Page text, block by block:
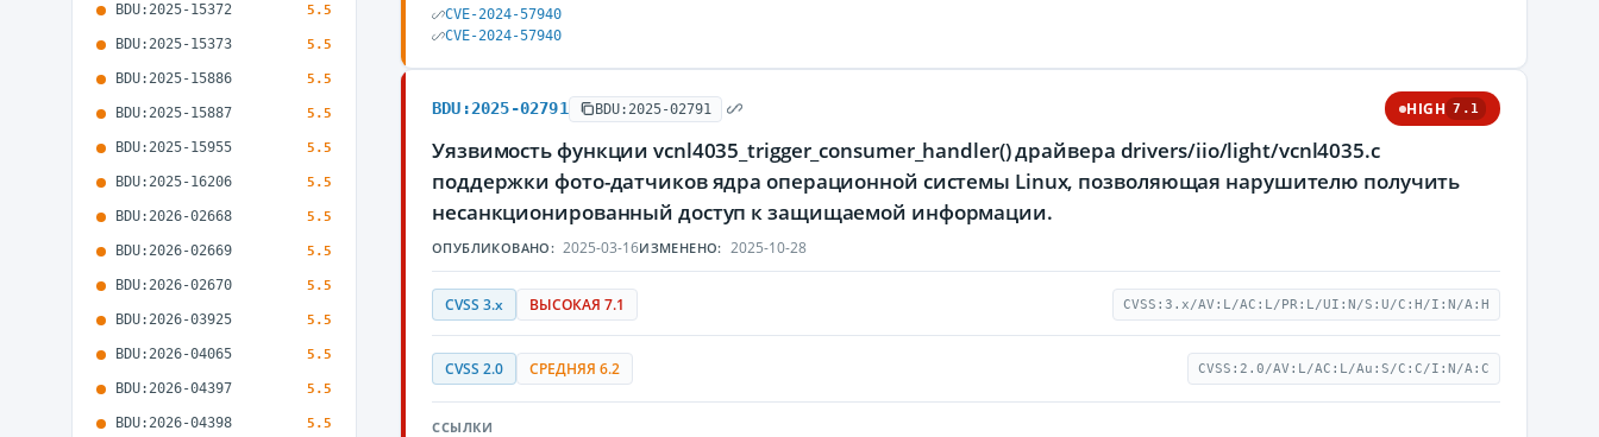
BDU:2025-15372 5.5
BDU:2025-15373 5.5
BDU:2025-15886 5.5
BDU:2025-15887 5.5
BDU:2025-15955 5.5
BDU:2025-16206 5.5
BDU:2026-02668 5.5
BDU:2026-02669 5.5
BDU:2026-02670 5.5
BDU:2026-03925 5.5
BDU:2026-04065 5.5
BDU:2026-04397 5.5
BDU:2026-04398 5.5
CVE-2024-57940
CVE-2024-57940
BDU:2025-02791 BDU:2025-02791 HIGH 7.1
Уязвимость функции vcnl4035_trigger_consumer_handler() драйвера drivers/iio/light/vcnl4035.c
поддержки фото-датчиков ядра операционной системы Linux, позволяющая нарушителю получить
несанкционированный доступ к защищаемой информации.
ОПУБЛИКОВАНО: 2025-03-16ИЗМЕНЕНО: 2025-10-28
CVSS 3.x ВЫСОКАЯ 7.1 CVSS:3.x/AV:L/AC:L/PR:L/UI:N/S:U/C:H/I:N/A:H
CVSS 2.0 СРЕДНЯЯ 6.2 CVSS:2.0/AV:L/AC:L/Au:S/C:C/I:N/A:C
ССЫЛКИ